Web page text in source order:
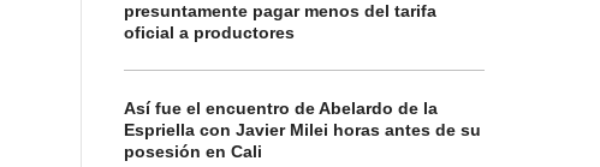
presuntamente pagar menos del tarifa
oficial a productores
Así fue el encuentro de Abelardo de la
Espriella con Javier Milei horas antes de su
posesión en Cali